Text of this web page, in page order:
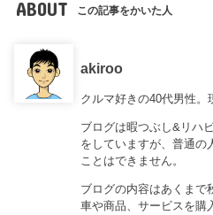
ABOUT この記事をかいた人
akiroo
クルマ好きの40代男性。
ブログは暇つぶし&リハ
をしていますが、普通の
ことはできません。
ブログの内容はあくまで
車や商品、サービスを購